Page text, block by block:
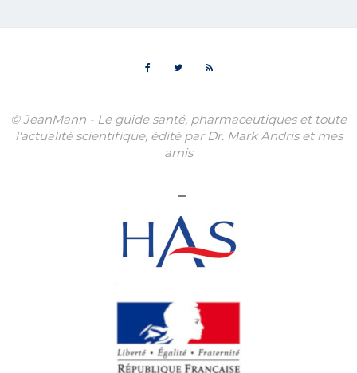
© JeanMann - Le guide santé, pharmaceutiques et toute
l'actualité scientifique, édité par Dr. Mark Andris et mes
amis